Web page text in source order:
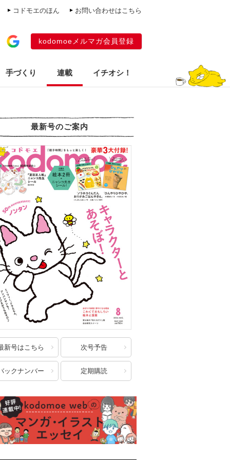
コドモエのほん お問い合わせはこちら
kodomoeメルマガ会員登録
手づくり 連載 イチオシ！
最新号のご案内
新号はこちら 次号予告
ックナンバー 定期購読